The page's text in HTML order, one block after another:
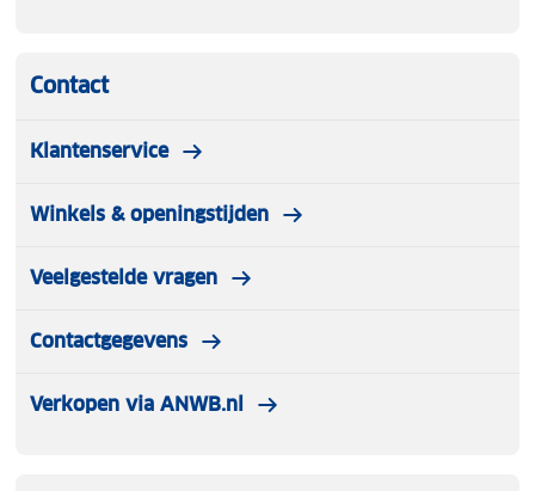
Contact
Klantenservice
Winkels & openingstijden
Veelgestelde vragen
Contactgegevens
Verkopen via ANWB.nl